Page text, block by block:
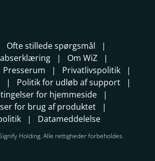
Ofte stillede spørgsmål
Om WiZ
Presserum
Privatlivspolitik
Politik for udløb af support
for hjemmeside
for brug af produktet
Datameddelelse
Holding. Alle rettigheder forbeholdes.